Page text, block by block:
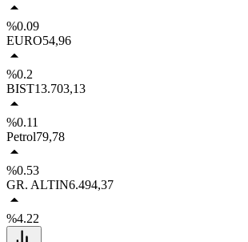
%0.09
EURO54,96
%0.2
BIST13.703,13
%0.11
Petrol79,78
%0.53
GR. ALTIN6.494,37
%4.22